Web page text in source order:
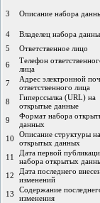
3 Описание набора
4 Владелец набора
5 Ответственное лицо
6
Телефон
лица
7
Адрес электронной
ответственного лица
8
Гиперссылка (URL) на
открытые данные
9
Формат набора
данных
10
Описание структуры
открытых данных
11
Дата первой
набора открытых
12
Дата последнего
изменений
13
Содержание
изменения